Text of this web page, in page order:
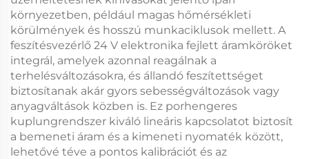
környezetben, például magas hőmérsékleti
körülmények és hosszú munkaciklusok mellett. A
feszítésvezérlő 24 V elektronika fejlett áramköröket
integrál, amelyek azonnal reagálnak a
terhelésváltozásokra, és állandó feszítettséget
biztosítanak akár gyors sebességváltozások vagy
anyagváltások közben is. Ez porhengeres
kuplungrendszer kiváló lineáris kapcsolatot biztosít
a bemeneti áram és a kimeneti nyomaték között,
lehetővé téve a pontos kalibrációt és az